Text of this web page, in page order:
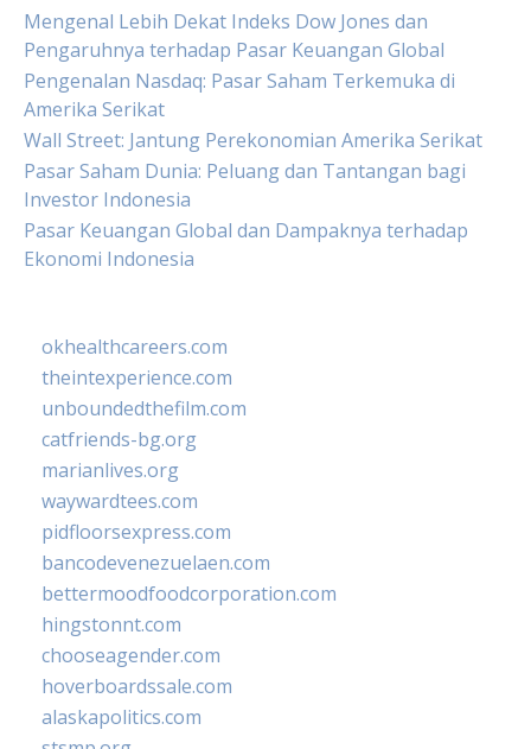
Mengenal Lebih Dekat Indeks Dow Jones dan
Pengaruhnya terhadap Pasar Keuangan Global
Pengenalan Nasdaq: Pasar Saham Terkemuka di
Amerika Serikat
Wall Street: Jantung Perekonomian Amerika Serikat
Pasar Saham Dunia: Peluang dan Tantangan bagi
Investor Indonesia
Pasar Keuangan Global dan Dampaknya terhadap
Ekonomi Indonesia
okhealthcareers.com
theintexperience.com
unboundedthefilm.com
catfriends-bg.org
marianlives.org
waywardtees.com
pidfloorsexpress.com
bancodevenezuelaen.com
bettermoodfoodcorporation.com
hingstonnt.com
chooseagender.com
hoverboardssale.com
alaskapolitics.com